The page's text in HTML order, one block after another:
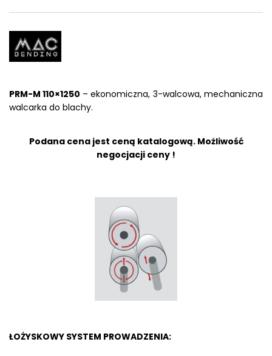
PRM-M 110×1250 – ekonomiczna, 3-walcowa, mechaniczna
walcarka do blachy.
Podana cena jest ceną katalogową. Możliwość
negocjacji ceny !
ŁOŻYSKOWY SYSTEM PROWADZENIA: